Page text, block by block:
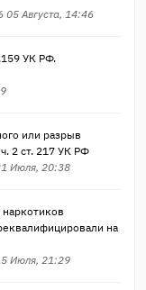
05 Августа, 14:46
УК РФ.
или разрыв
2 ст. 217 УК РФ
Июля, 20:38
на
Июля, 21:29